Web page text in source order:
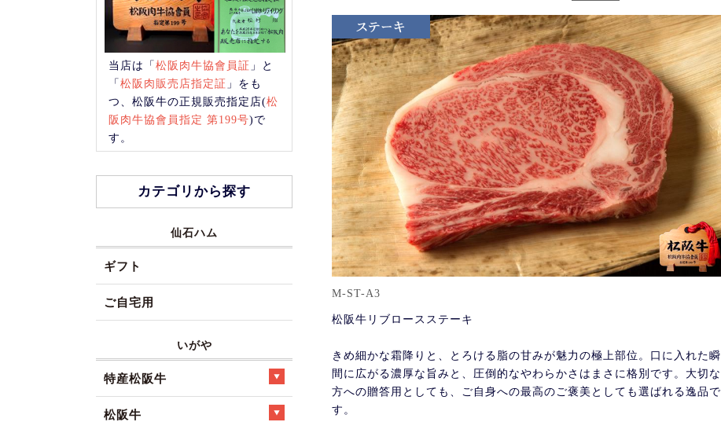
M-ST-A3
松阪牛リブロースステーキ
きめ細かな霜降りと、とろける脂の甘みが魅力の極上部位。口に入れた瞬
間に広がる濃厚な旨みと、圧倒的なやわらかさはまさに格別です。大切な
方への贈答用としても、ご自身への最高のご褒美としても選ばれる逸品で
す。
当店は「松阪肉牛協會員証 」と
「松阪肉販売店指定証 」をも
つ、松阪牛の正規販売指定店(松
阪肉牛協會員指定 第199号)で
す。
カテゴリから探す
仙石ハム
ギフト
ご自宅用
いがや
特産松阪牛
松阪牛